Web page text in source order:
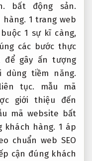
bất động sản.
hàng. 1 trang web
1 sự kĩ càng,
các bước thực
để gây ấn tượng
dùng tiềm năng.
tục. mẫu mã
giới thiệu đến
mã website bất
khách hàng. 1 áp
chuẩn web SEO
cận đúng khách